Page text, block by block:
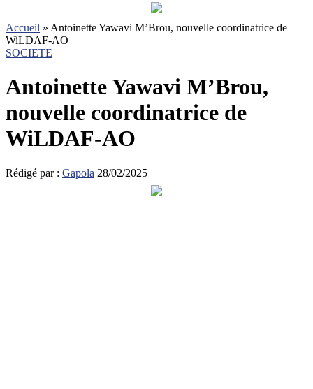
Accueil » Antoinette Yawavi M’Brou, nouvelle coordinatrice de
WiLDAF-AO
SOCIETE
Antoinette Yawavi M’Brou,
nouvelle coordinatrice de
WiLDAF-AO
Rédigé par : Gapola 28/02/2025